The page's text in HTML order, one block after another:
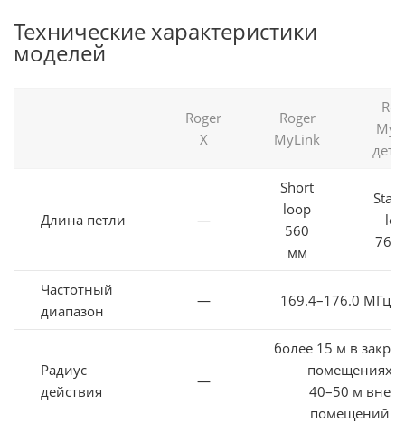
Технические характеристики
моделей
Roger
X
Roger
MyLink
Длина петли —
Short
loop
560
мм
760
Частотный
диапазон
— 169.4–176.0 МГц
Радиус
действия
—
более 15 м в
помещениях
40–50 м вне
помещений